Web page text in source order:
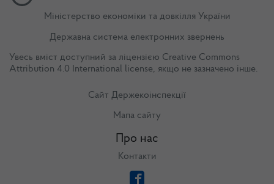
Міністерство економіки та довкілля України
Державна система електронних звернень
Увесь вміст доступний за ліцензією Creative Commons
Attribution 4.0 International license, якщо не зазначено інше.
Сайт Держекоінспекції
Мапа сайту
Про нас
Контакти